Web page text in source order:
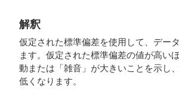
解釈
仮定された標準偏差を使用して、デー
ます。仮定された標準偏差の値が高い
動または「雑音」が大きいことを示し
低くなります。